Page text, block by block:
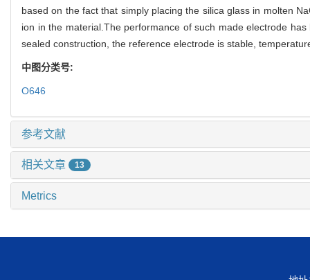
based on the fact that simply placing the silica glass in molten
ion in the material.The performance of such made electrode
sealed construction, the reference electrode is stable,
中图分类号:
O646
参考文献
相关文章 13
Metrics